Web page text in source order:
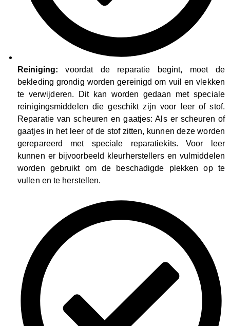
Reiniging: voordat de reparatie begint, moet de
bekleding grondig worden gereinigd om vuil en vlekken
te verwijderen. Dit kan worden gedaan met speciale
reinigingsmiddelen die geschikt zijn voor leer of stof.
Reparatie van scheuren en gaatjes: Als er scheuren of
gaatjes in het leer of de stof zitten, kunnen deze worden
gerepareerd met speciale reparatiekits. Voor leer
kunnen er bijvoorbeeld kleurherstellers en vulmiddelen
worden gebruikt om de beschadigde plekken op te
vullen en te herstellen.